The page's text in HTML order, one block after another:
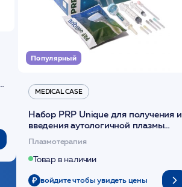
Популярный
MEDICAL CASE
Набор PRP Unique для получения и
введения аутологичной плазмы
(саше 1шт)/Medical Case
Плазмотерапия
Товар в наличии
войдите чтобы увидеть цены